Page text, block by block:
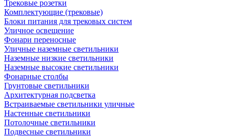
Трековые розетки
Комплектующие (трековые)
Блоки питания для трековых систем
Уличное освещение
Фонари переносные
Уличные наземные светильники
Наземные низкие светильники
Наземные высокие светильники
Фонарные столбы
Грунтовые светильники
Архитектурная подсветка
Встраиваемые светильники уличные
Настенные светильники
Потолочные светильники
Подвесные светильники